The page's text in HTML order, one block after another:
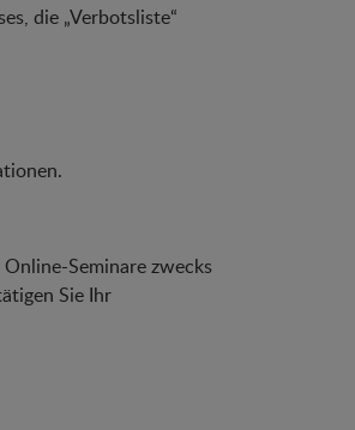
die „Verbotsliste“
Seminare zwecks
Sie Ihr